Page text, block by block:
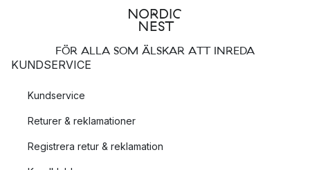
FÖR ALLA SOM ÄLSKAR ATT INREDA
KUNDSERVICE
Kundservice
Returer & reklamationer
Registrera retur & reklamation